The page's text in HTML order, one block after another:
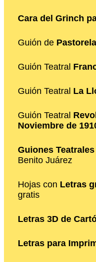
Cara del Grinch
Guión de
Guión Teatral
Guión Teatral La
Guión Teatral
Noviembre de
Guiones
Benito Juárez
Hojas con Letras
gratis
Letras 3D de
Letras para